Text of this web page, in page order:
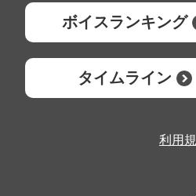
ボイスランキング
タイムライン
利用